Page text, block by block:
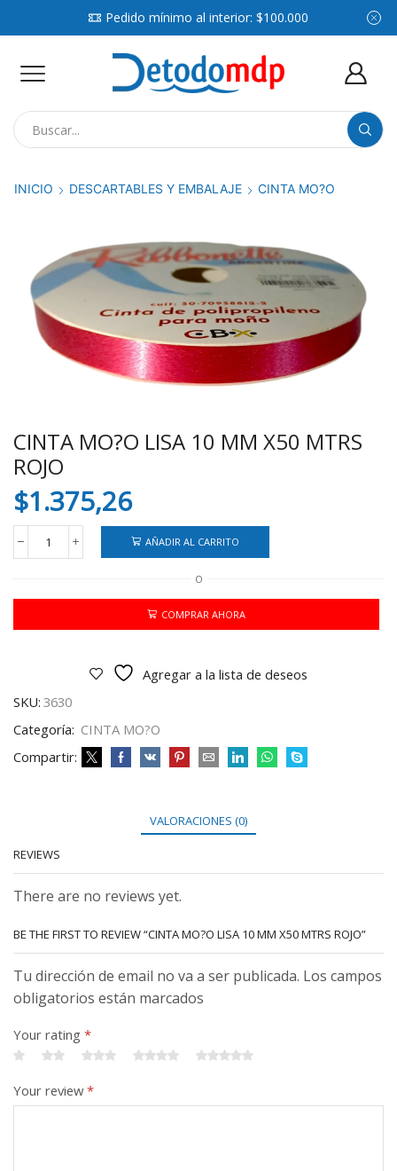
Pedido mínimo al interior: $100.000
INICIO DESCARTABLES Y EMBALAJE CINTA MO?O
CINTA MO?O LISA 10 MM X50 MTRS
ROJO
$1.375,26
CINTA
MO?
LISA
MM
AÑADIR AL CARRITO
O
COMPRAR AHORA
Agregar a la lista de deseos
SKU: 3630
Categoría: CINTA MO?O
Compartir:
VALORACIONES (0)
REVIEWS
There are no reviews yet.
BE THE FIRST TO REVIEW “CINTA MO?O LISA 10 MM X50 MTRS ROJO”
Tu dirección de email no va a ser publicada. Los campos
obligatorios están marcados
Your rating *
Your review*